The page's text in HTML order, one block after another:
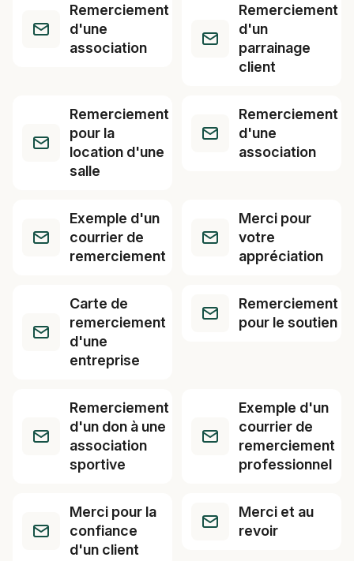
Remerciement
d'une
association
Remerciement
d'un
parrainage
client
Remerciement
pour la
location d'une
salle
Remerciement
d'une
association
Exemple d'un
courrier de
remerciement
Merci pour
votre
appréciation
Carte de
remerciement
d'une
entreprise
Remerciement
pour le soutien
Remerciement
d'un don à une
association
sportive
Exemple d'un
courrier de
remerciement
professionnel
Merci pour la
confiance
d'un client
Merci et au
revoir